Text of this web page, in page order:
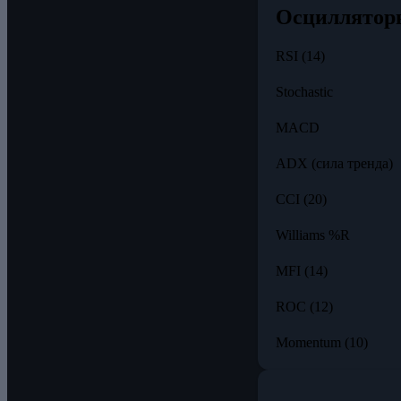
RSI (14)
Stochastic
MACD
ADX (сила тренда)
CCI (20)
Williams %R
MFI (14)
ROC (12)
Momentum (10)